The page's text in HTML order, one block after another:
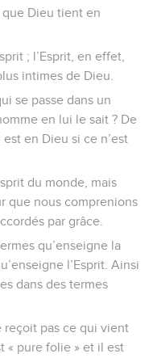
que Dieu tient en
; l’Esprit, en effet,
intimes de Dieu.
se passe dans un
en lui le sait ? De
en Dieu si ce n’est
du monde, mais
que nous comprenions
par grâce.
qu’enseigne la
l’Esprit. Ainsi
dans des termes
reçoit pas ce qui vient
« pure folie » et il est